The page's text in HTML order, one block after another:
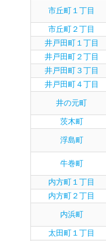
市丘町１丁目
市丘町２丁目
井戸田町１丁目
井戸田町２丁目
井戸田町３丁目
井戸田町４丁目
井の元町
茨木町
浮島町
牛巻町
内方町１丁目
内方町２丁目
内浜町
太田町１丁目